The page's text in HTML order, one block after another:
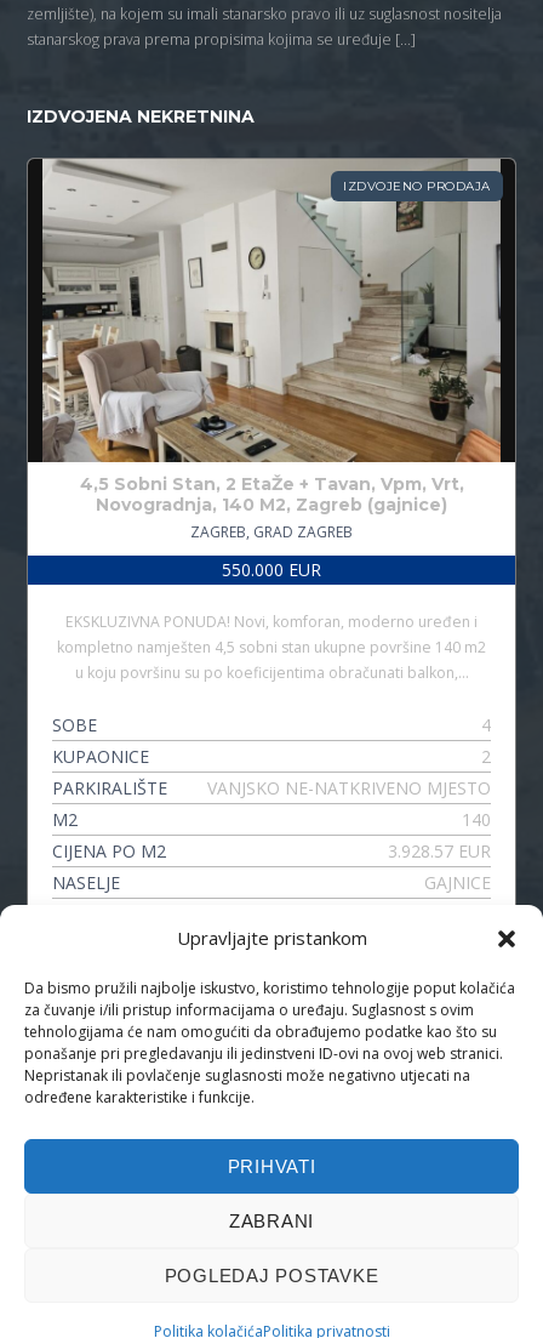
Upravljajte pristankom
Da bismo pružili najbolje iskustvo, koristimo tehnologije poput kolačića
za čuvanje i/ili pristup informacijama o uređaju. Suglasnost s ovim
tehnologijama će nam omogućiti da obrađujemo podatke kao što su
ponašanje pri pregledavanju ili jedinstveni ID-ovi na ovoj web stranici.
Nepristanak ili povlačenje suglasnosti može negativno utjecati na
određene karakteristike i funkcije.
PRIHVATI
ZABRANI
POGLEDAJ POSTAVKE
Politika kolačićaPolitika privatnosti
zemljište), na kojem su imali stanarsko pravo ili uz suglasnost nositelja
stanarskog prava prema propisima kojima se uređuje […]
IZDVOJENA NEKRETNINA
IZDVOJENO PRODAJA
4,5 Sobni Stan, 2 EtaŽe + Tavan, Vpm, Vrt,
Novogradnja, 140 M2, Zagreb (gajnice)
ZAGREB, GRAD ZAGREB
550.000 EUR
EKSKLUZIVNA PONUDA! Novi, komforan, moderno uređen i
kompletno namješten 4,5 sobni stan ukupne površine 140 m2
u koju površinu su po koeficijentima obračunati balkon,…
SOBE
4
KUPAONICE
2
PARKIRALIŠTE
VANJSKO NE-NATKRIVENO MJESTO
M2
140
CIJENA PO M2
3.928.57 EUR
NASELJE
GAJNICE
PRATITE NAS
PONUDA NEKRETNINA
NAPREDNO PRETRAŽIVANJE
VRH